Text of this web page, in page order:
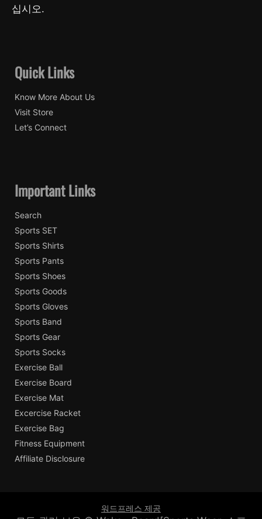
십시오.
Quick Links
Know More About Us
Visit Store
Let’s Connect
Important Links
Search
Sports SET
Sports Shirts
Sports Pants
Sports Shoes
Sports Goods
Sports Gloves
Sports Band
Sports Gear
Sports Socks
Exercise Ball
Exercise Board
Exercise Mat
Excercise Racket
Exercise Bag
Fitness Equipment
Affiliate Disclosure
워드프레스 제공